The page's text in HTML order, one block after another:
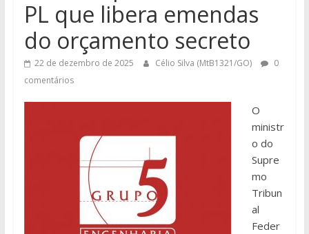
PL que libera emendas
do orçamento secreto
22 de dezembro de 2025 Célio Silva (MtB1321/GO)
0
comentários
O
ministr
o do
Supre
mo
Tribun
al
Feder